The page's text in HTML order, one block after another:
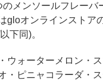
のメンソールフレーバ
gloオンラインストア
下同)。
ウォーターメロン・
・ピニャコラーダ・ス